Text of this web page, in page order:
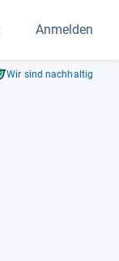
Anmelden
Wir sind nachhaltig